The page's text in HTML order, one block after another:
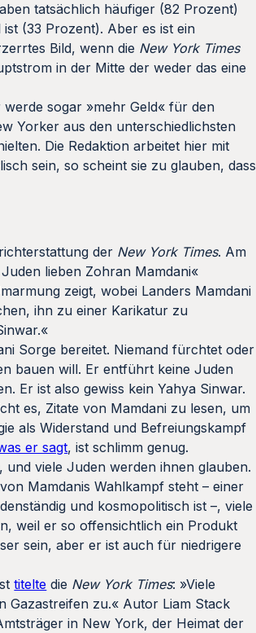
tatsächlich häufiger (82 Prozent)
(33 Prozent). Aber es ist ein
Bild, wenn die New York Times
in der Mitte der weder das eine
sogar »mehr Geld« für den
Yorker aus den unterschiedlichsten
Die Redaktion arbeitet hier mit
sein, so scheint sie zu glauben, dass
der New York Times. Am
lieben Zohran Mamdani«
zeigt, wobei Landers Mamdani
ihn zu einer Karikatur zu
Sorge bereitet. Niemand fürchtet oder
bauen will. Er entführt keine Juden
Er ist also gewiss kein Yahya Sinwar.
es, Zitate von Mamdani zu lesen, um
als Widerstand und Befreiungskampf
er sagt, ist schlimm genug.
viele Juden werden ihnen glauben.
Mamdanis Wahlkampf steht – einer
und kosmopolitisch ist –, viele
weil er so offensichtlich ein Produkt
sein, aber er ist auch für niedrigere
titelte die New York Times: »Viele
Gazastreifen zu.« Autor Liam Stack
in New York, der Heimat der